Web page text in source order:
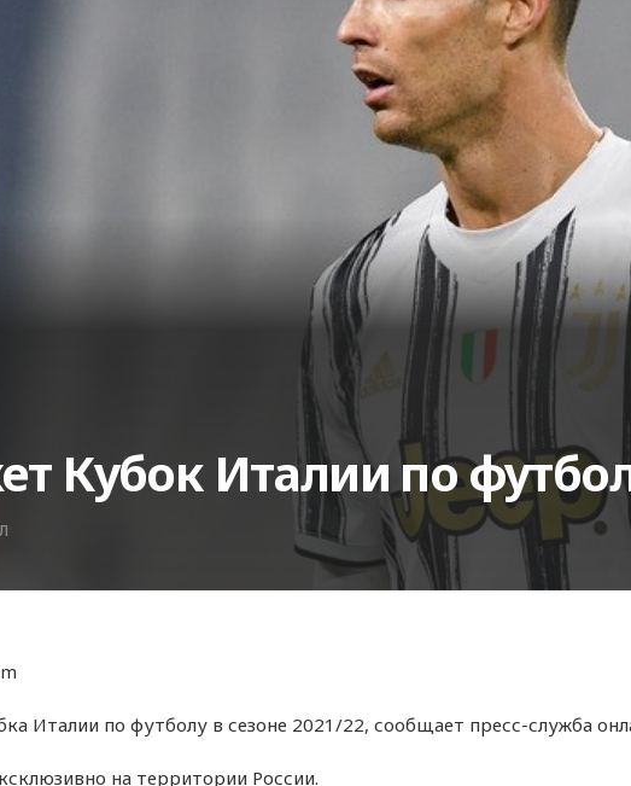
Кубок Италии по
Италии по футболу в сезоне 2021/22, сообщает пресс-служба
на территории России.